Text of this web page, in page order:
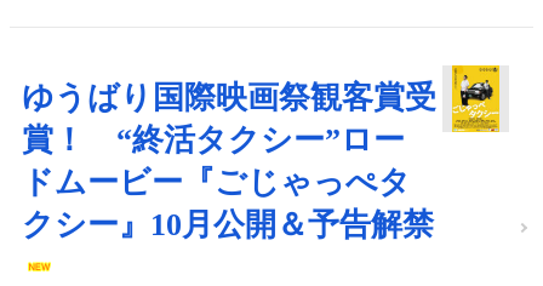
ゆうばり国際映画祭観客賞受
賞！ “終活タクシー”ロー
ドムービー『ごじゃっぺタ
クシー』10月公開＆予告解禁